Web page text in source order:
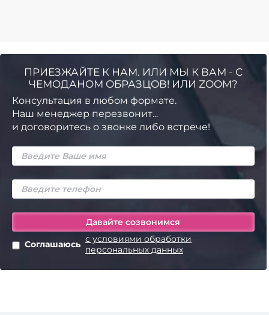
ПРИЕЗЖАЙТЕ К НАМ. ИЛИ МЫ К ВАМ - С
ЧЕМОДАНОМ ОБРАЗЦОВ! ИЛИ ZOOM?
Консультация в любом формате.
Наш менеджер перезвонит...
и договоритесь о звонке либо встрече!
Соглашаюсь с условиями обработки
персональных данных